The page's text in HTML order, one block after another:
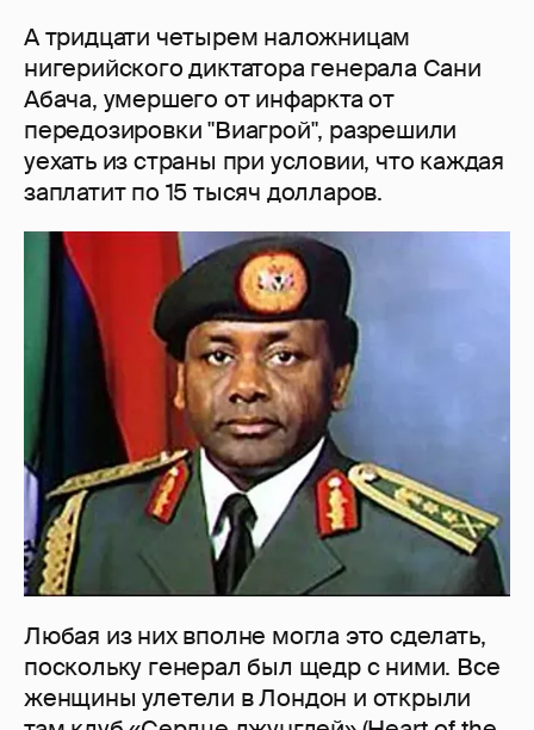
А тридцати четырем наложницам
нигерийского диктатора генерала Сани
Абача, умершего от инфаркта от
передозировки "Виагрой", разрешили
уехать из страны при условии, что каждая
заплатит по 15 тысяч долларов.
Любая из них вполне могла это сделать,
поскольку генерал был щедр с ними. Все
женщины улетели в Лондон и открыли